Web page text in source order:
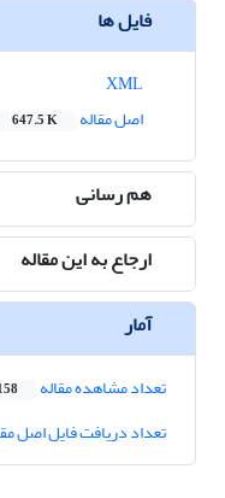
فایل ها
اصل مقاله
647.5 K
هم رسانی
ارجاع به این مقاله
آمار
تعداد مشاهده مقاله
تعداد دریافت فایل اصل